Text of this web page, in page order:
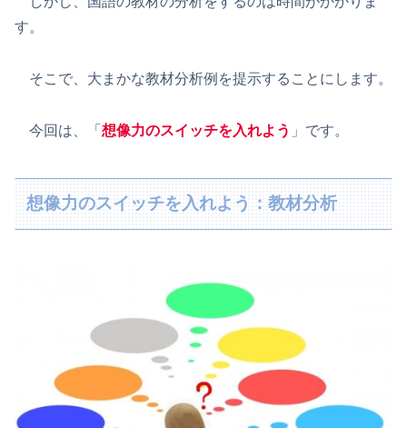
す。
そこで、大まかな教材分析例を提示することにします。
今回は、「 想像力のスイッチを入れよう 」です。
想像力のスイッチを入れよう：教材分析